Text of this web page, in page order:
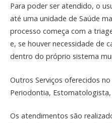
Para poder ser atendido, o
até uma unidade de Saúde
processo começa com a
e, se houver necessidade de
dentro do próprio sistema
Outros Serviços oferecidos
Periodontia,
Os atendimentos são